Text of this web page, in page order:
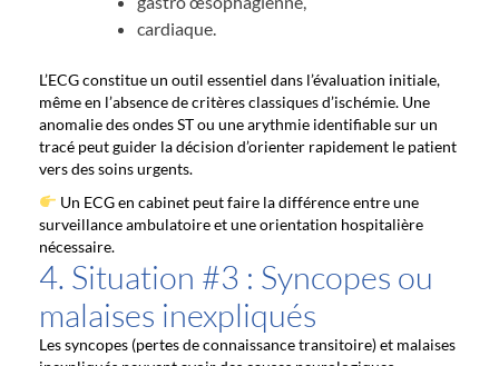
cardiaque.
L’ECG constitue un outil essentiel dans l’évaluation initiale,
même en l’absence de critères classiques d’ischémie. Une
anomalie des ondes ST ou une arythmie identifiable sur un
tracé peut guider la décision d’orienter rapidement le patient
vers des soins urgents.
Un ECG en cabinet peut faire la différence entre une
surveillance ambulatoire et une orientation hospitalière
nécessaire.
4. Situation #3 : Syncopes ou
malaises inexpliqués
Les syncopes (pertes de connaissance transitoire) et malaises